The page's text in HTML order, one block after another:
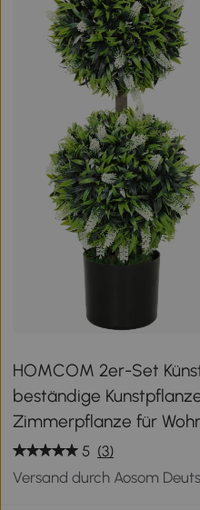
HOMCOM 2er-Set
beständige
Zimmerpflanze für
5 (3)
Versand durch Aosom